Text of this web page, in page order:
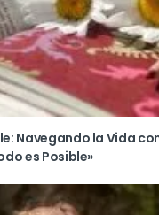
Navegando la Vida
es Posible»